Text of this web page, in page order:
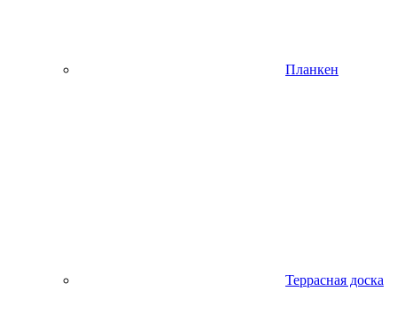
Планкен
Террасная доска